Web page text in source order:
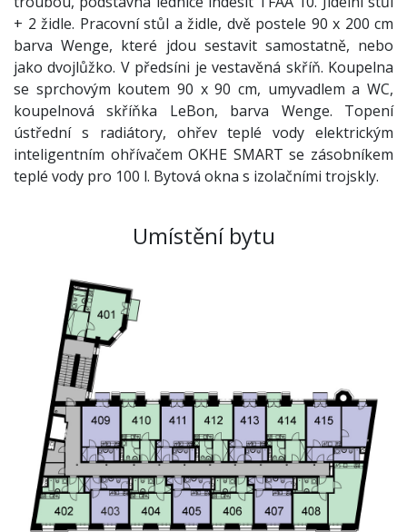
+ 2 židle. Pracovní stůl a židle, dvě postele 90 x 200 cm
barva Wenge, které jdou sestavit samostatně, nebo
jako dvojlůžko. V předsíni je vestavěná skříň. Koupelna
se sprchovým koutem 90 x 90 cm, umyvadlem a WC,
koupelnová skříňka LeBon, barva Wenge. Topení
ústřední s radiátory, ohřev teplé vody elektrickým
inteligentním ohřívačem OKHE SMART se zásobníkem
teplé vody pro 100 l. Bytová okna s izolačními trojskly.
Umístění bytu